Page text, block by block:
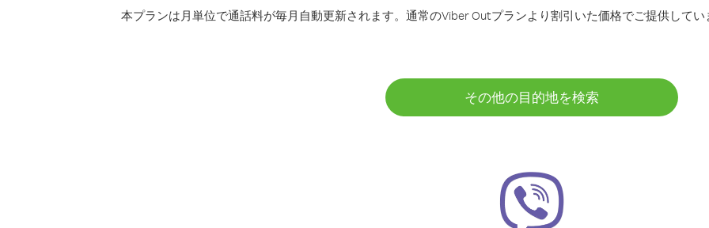
本プランは月単位で通話料が毎月自動更新されます。通常のViber Outプランより割引いた価格でご提供してい
その他の目的地を検索